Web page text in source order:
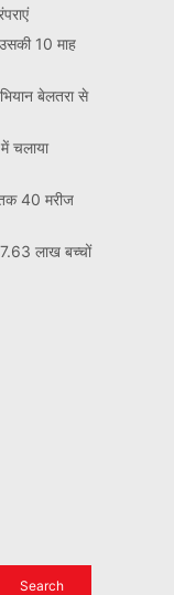
10 माह
बेलतरा से
चलाया
तक 40 मरीज
7.63 लाख बच्चों